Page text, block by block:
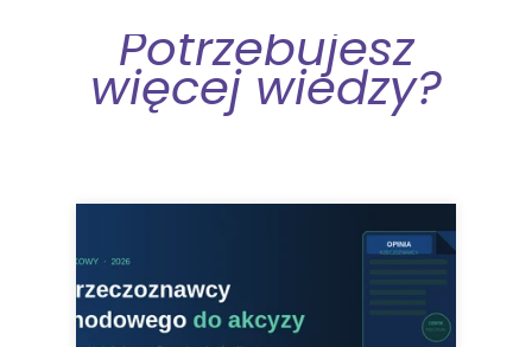
Potrzebujesz
więcej wiedzy?